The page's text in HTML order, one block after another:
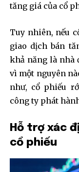
tăng giá của cổ
Tuy nhiên, nếu
giao dịch bán
khả năng là nhà
vì một nguyên
như, cổ phiếu
công ty phát
Hỗ trợ xác
cổ phiếu